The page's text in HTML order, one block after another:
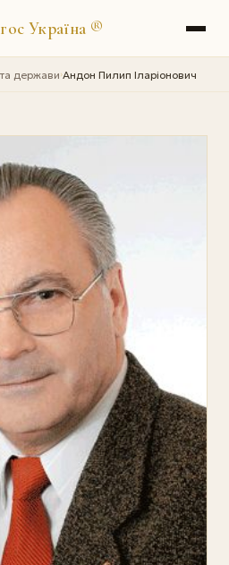
Україна ®
держави›Андон Пилип Iларіонович